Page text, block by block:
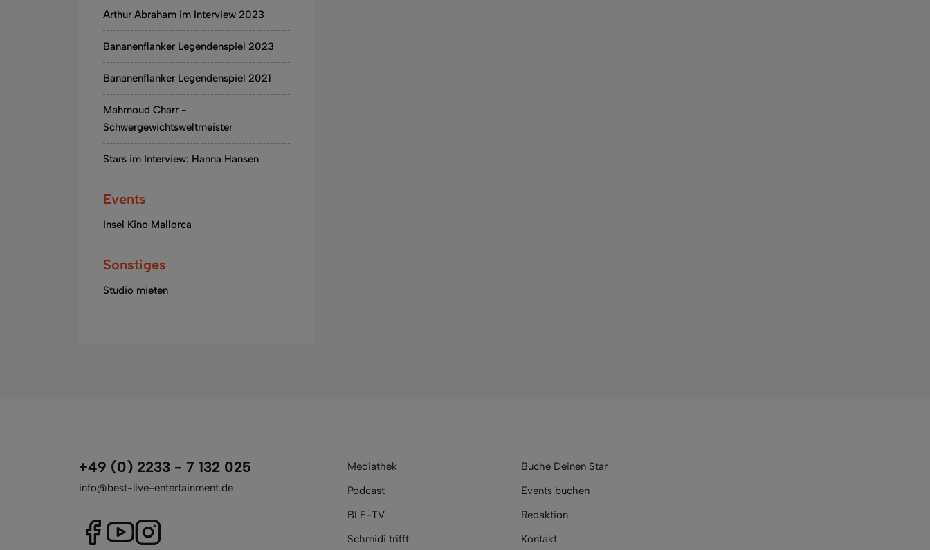
Arthur Abraham im Interview 2023
Bananenflanker Legendenspiel 2023
Bananenflanker Legendenspiel 2021
Mahmoud Charr -
Schwergewichtsweltmeister
Stars im Interview: Hanna Hansen
Events
Insel Kino Mallorca
Sonstiges
Studio mieten
+49 (0) 2233 - 7 132 025
info@best-live-entertainment.de
Mediathek
Podcast
BLE-TV
Schmidi trifft
Buche Deinen Star
Events buchen
Redaktion
Kontakt